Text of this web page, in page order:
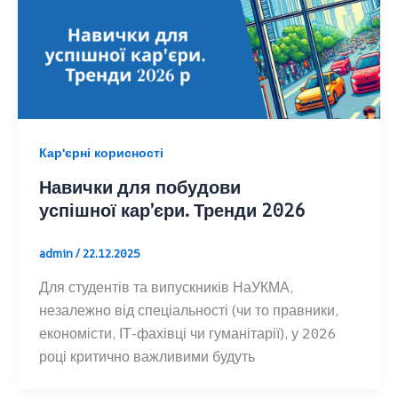
Кар'єрні корисності
Навички для побудови
успішної кар’єри. Тренди 2026
admin/22.12.2025
Для студентів та випускників НаУКМА,
незалежно від спеціальності (чи то правники,
економісти, ІТ-фахівці чи гуманітарії), у 2026
році критично важливими будуть